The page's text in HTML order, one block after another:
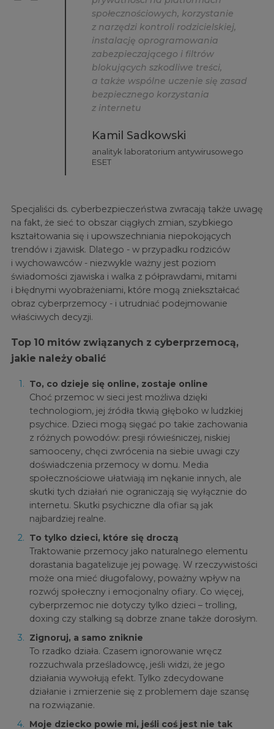
społecznościowych, korzystanie
z narzędzi kontroli rodzicielskiej,
instalację oprogramowania
zabezpieczającego i fltrów
blokujących szkodliwe treści,
a także wspólne uczenie się zasad
bezpiecznego korzystania
z internetu
Kamil Sadkowski
analityk laboratorium antywirusowego
ESET
Specjaliści ds. cyberbezpieczeństwa zwracają także uwagę
na fakt, że sieć to obszar ciągłych zmian, szybkiego
kształtowania się i upowszechniania niepokojących
trendów i zjawisk. Dlatego - w przypadku rodziców
i wychowawców - niezwykle ważny jest poziom
świadomości zjawiska i walka z półprawdami, mitami
i błędnymi wyobrażeniami, które mogą zniekształcać
obraz cyberprzemocy - i utrudniać podejmowanie
właściwych decyzji.
Top 10 mitów związanych z cyberprzemocą,
jakie należy obalić
To, co dzieje się online, zostaje online
Choć przemoc w sieci jest możliwa dzięki
technologiom, jej źródła tkwią głęboko w ludzkiej
psychice. Dzieci mogą sięgać po takie zachowania
z różnych powodów: presji rówieśniczej, niskiej
samooceny, chęci zwrócenia na siebie uwagi czy
doświadczenia przemocy w domu. Media
społecznościowe ułatwiają im nękanie innych, ale
skutki tych działań nie ograniczają się wyłącznie do
internetu. Skutki psychiczne dla ofiar są jak
najbardziej realne.
To tylko dzieci, które się droczą
Traktowanie przemocy jako naturalnego elementu
dorastania bagatelizuje jej powagę. W rzeczywistości
może ona mieć długofalowy, poważny wpływ na
rozwój społeczny i emocjonalny ofiary. Co więcej,
cyberprzemoc nie dotyczy tylko dzieci – trolling,
doxing czy stalking są dobrze znane także dorosłym.
Zignoruj, a samo zniknie
To rzadko działa. Czasem ignorowanie wręcz
rozzuchwala prześladowcę, jeśli widzi, że jego
działania wywołują efekt. Tylko zdecydowane
działanie i zmierzenie się z problemem daje szansę
na rozwiązanie.
Moje dziecko powie mi, jeśli coś jest nie tak